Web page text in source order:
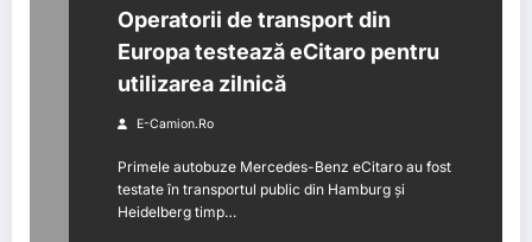
Operatorii de transport din
Europa testează eCitaro pentru
utilizarea zilnică
E-Camion.ro
Primele autobuze Mercedes-Benz eCitaro au fost
testate în transportul public din Hamburg și
Heidelberg timp…